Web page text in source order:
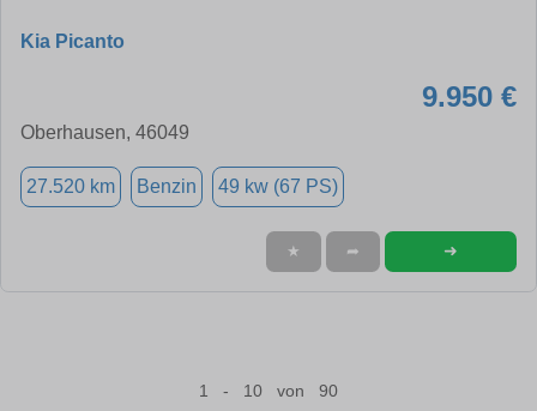
Kia Picanto
9.950 €
Oberhausen, 46049
27.520 km Benzin 49 kw (67 PS)
★ ➦ ➜
1 - 10 von 90